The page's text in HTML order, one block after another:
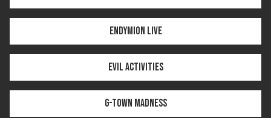
Endymion LIVE
Evil Activities
G-Town Madness